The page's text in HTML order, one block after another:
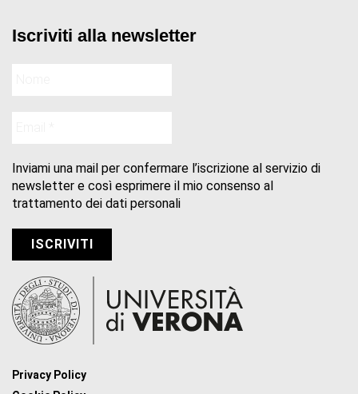
Iscriviti alla newsletter
Inviami una mail per confermare l’iscrizione al servizio di
newsletter e così esprimere il mio consenso al
trattamento dei dati personali
Privacy Policy